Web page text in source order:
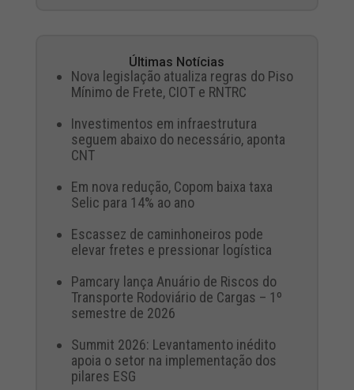
Últimas Notícias
Nova legislação atualiza regras do Piso
Mínimo de Frete, CIOT e RNTRC
Investimentos em infraestrutura
seguem abaixo do necessário, aponta
CNT
Em nova redução, Copom baixa taxa
Selic para 14% ao ano
Escassez de caminhoneiros pode
elevar fretes e pressionar logística
Pamcary lança Anuário de Riscos do
Transporte Rodoviário de Cargas – 1º
semestre de 2026
Summit 2026: Levantamento inédito
apoia o setor na implementação dos
pilares ESG